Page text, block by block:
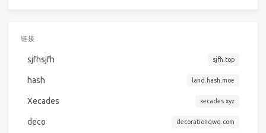
链接
sjfhsjfh sjfh.top
hash land.hash.moe
Xecades xecades.xyz
deco decorationqwq.com